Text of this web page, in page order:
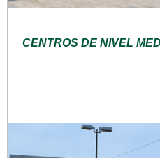
CENTROS DE NIVEL